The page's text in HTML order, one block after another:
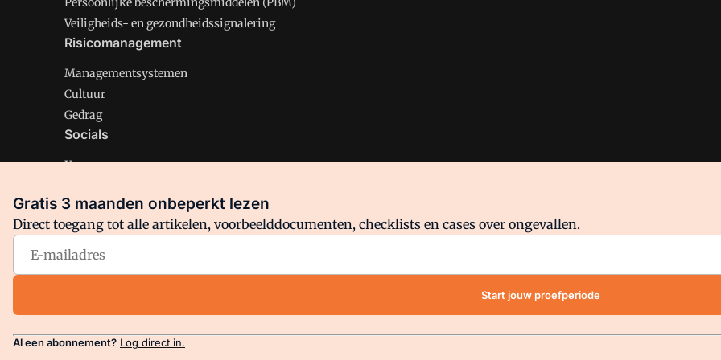
Veiligheids- en gezondheidssignalering
Risicomanagement
Managementsystemen
Cultuur
Gedrag
Socials
X
Facebook
Arbo is onderdeel van VMN media. Lees inons manifestwaar VMN media voor staat. Op gebruik van deze site zijn de
Gratis 3 maanden onbeperkt lezen
Direct toegang tot alle artikelen, voorbeelddocumenten, checklists en cases over ongevallen.
Start jouw proefperiode
Al een abonnement? Log direct in.